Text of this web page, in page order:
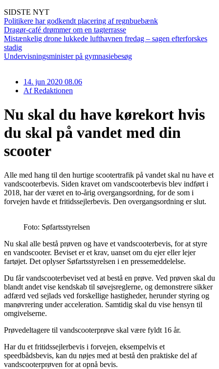
SIDSTE NYT
Politikere har godkendt placering af regnbuebænk
Dragør-café drømmer om en tagterrasse
Mistænkelig drone lukkede lufthavnen fredag – sagen efterforskes
stadig
Undervisningsminister på gymnasiebesøg
14. jun 2020 08.06
AfRedaktionen
Nu skal du have kørekort hvis
du skal på vandet med din
scooter
Alle med hang til den hurtige scootertrafik på vandet skal nu have et
vandscooterbevis. Siden kravet om vandscooterbevis blev indført i
2018, har der været en to-årig overgangsordning, for de som i
forvejen havde et fritidssejlerbevis. Den overgangsordning er slut.
Foto: Søfartsstyrelsen
Nu skal alle bestå prøven og have et vandscooterbevis, for at styre
en vandscooter. Beviset er et krav, uanset om du ejer eller lejer
fartøjet. Det oplyser Søfartsstyrelsen i en pressemeddelelse.
Du får vandscooterbeviset ved at bestå en prøve. Ved prøven skal du
blandt andet vise kendskab til søvejsreglerne, og demonstrere sikker
adfærd ved sejlads ved forskellige hastigheder, herunder styring og
manøvrering under acceleration. Samtidig skal du vise hensyn til
omgivelserne.
Prøvedeltagere til vandscooterprøve skal være fyldt 16 år.
Har du et fritidssejlerbevis i forvejen, eksempelvis et
speedbådsbevis, kan du nøjes med at bestå den praktiske del af
vandscooterprøven for at opnå bevis.